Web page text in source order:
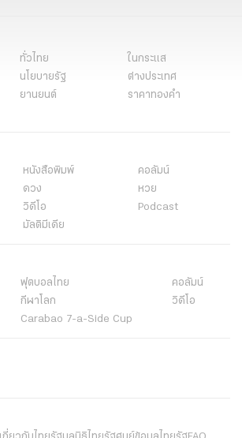
าไฟแล้วไฟไหม้คลอกตาย 2 ศพ เผยก่อนตายน้องพูด
น รถขายชุดชั้นในถูกชน เก๋งชนเสาไฟฟ้า
ทั่วไทย
นโยบายรัฐ
ต่างประเทศ